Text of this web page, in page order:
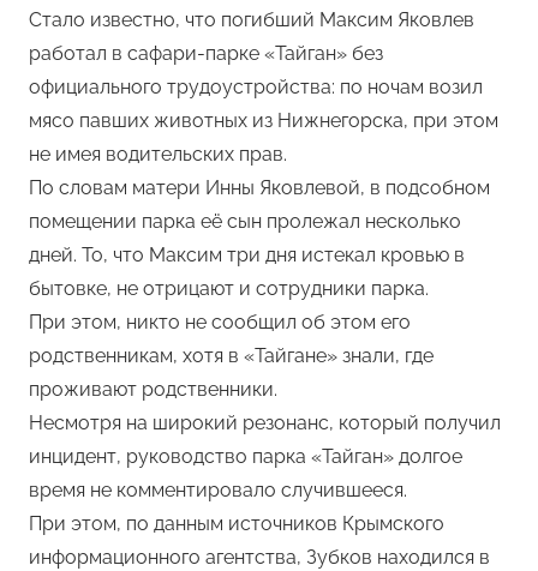
Стало известно, что погибший Максим Яковлев
работал в сафари-парке «Тайган» без
официального трудоустройства: по ночам возил
мясо павших животных из Нижнегорска, при этом
не имея водительских прав.
По словам матери Инны Яковлевой, в подсобном
помещении парка её сын пролежал несколько
дней. То, что Максим три дня истекал кровью в
бытовке, не отрицают и сотрудники парка.
При этом, никто не сообщил об этом его
родственникам, хотя в «Тайгане» знали, где
проживают родственники.
Несмотря на широкий резонанс, который получил
инцидент, руководство парка «Тайган» долгое
время не комментировало случившееся.
При этом, по данным источников Крымского
информационного агентства, Зубков находился в